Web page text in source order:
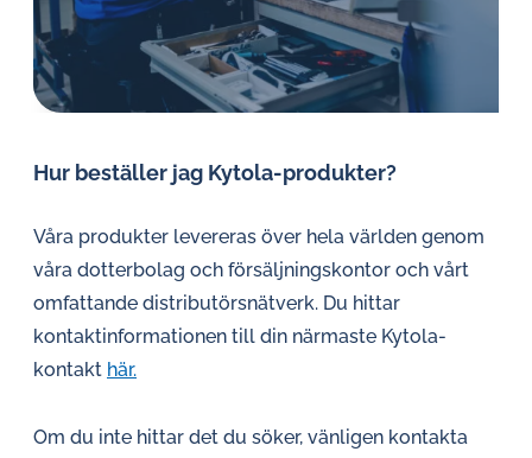
Hur beställer jag Kytola-produkter?
Våra produkter levereras över hela världen genom
våra dotterbolag och försäljningskontor och vårt
omfattande distributörsnätverk. Du hittar
kontaktinformationen till din närmaste Kytola-
kontakt här.
Om du inte hittar det du söker, vänligen kontakta